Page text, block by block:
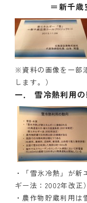
＝新千歳
※資料の画像を一部
します。）
一． 雪冷熱利用の
・「雪氷冷熱」が
ギー法：2002年改正）
・農作物貯蔵利用